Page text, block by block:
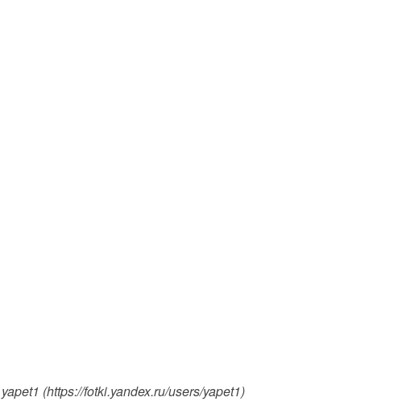
(https://fotki.yandex.ru/users/yapet1)